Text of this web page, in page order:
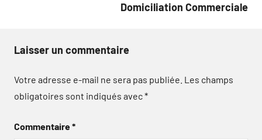
Domiciliation Commerciale
Laisser un commentaire
Votre adresse e-mail ne sera pas publiée. Les champs
obligatoires sont indiqués avec*
Commentaire*